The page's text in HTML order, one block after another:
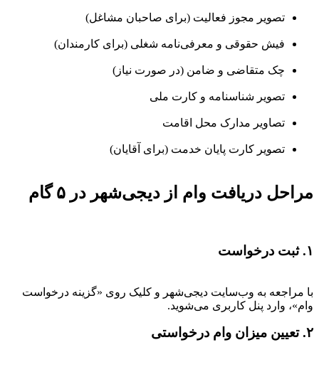
تصویر مجوز فعالیت (برای صاحبان مشاغل)
فیش حقوقی و معرفی‌نامه شغلی (برای کارمندان)
چک متقاضی و ضامن (در صورت نیاز)
تصویر شناسنامه و کارت ملی
تصاویر مدارک محل اقامت
تصویر کارت پایان خدمت (برای آقایان)
مراحل دریافت وام از دیجی‌شهر در ۵ گام
۱. ثبت درخواست
با مراجعه به وب‌سایت دیجی‌شهر و کلیک روی «گزینه درخواست
وام»، وارد پنل کاربری می‌شوید.
۲. تعیین میزان وام درخواستی